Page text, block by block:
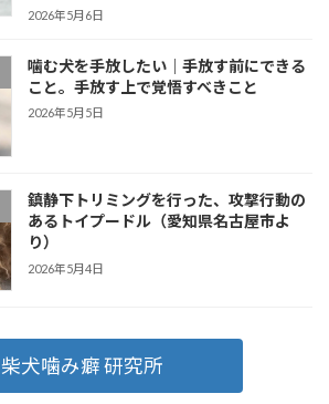
2026年5月6日
噛む犬を手放したい｜手放す前にできる
こと。手放す上で覚悟すべきこと
2026年5月5日
鎮静下トリミングを行った、攻撃行動の
あるトイプードル（愛知県名古屋市よ
り）
2026年5月4日
柴犬噛み癖 研究所